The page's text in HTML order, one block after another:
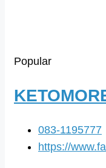
Popular
083-1195777
https://